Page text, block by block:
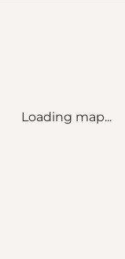
Loading map...